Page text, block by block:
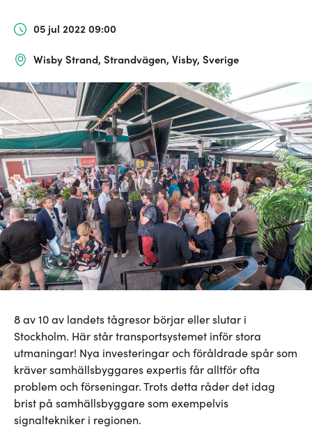
05 jul 2022 09:00
Wisby Strand, Strandvägen, Visby, Sverige
8 av 10 av landets tågresor börjar eller slutar i
Stockholm. Här står transportsystemet inför stora
utmaningar! Nya investeringar och föråldrade spår som
kräver samhällsbyggares expertis får alltför ofta
problem och förseningar. Trots detta råder det idag
brist på samhällsbyggare som exempelvis
signaltekniker i regionen.